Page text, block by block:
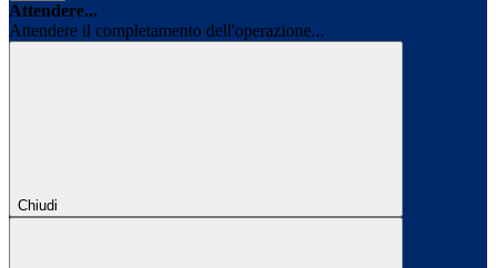
Attendere...
Attendere il completamento dell'operazione...
Chiudi